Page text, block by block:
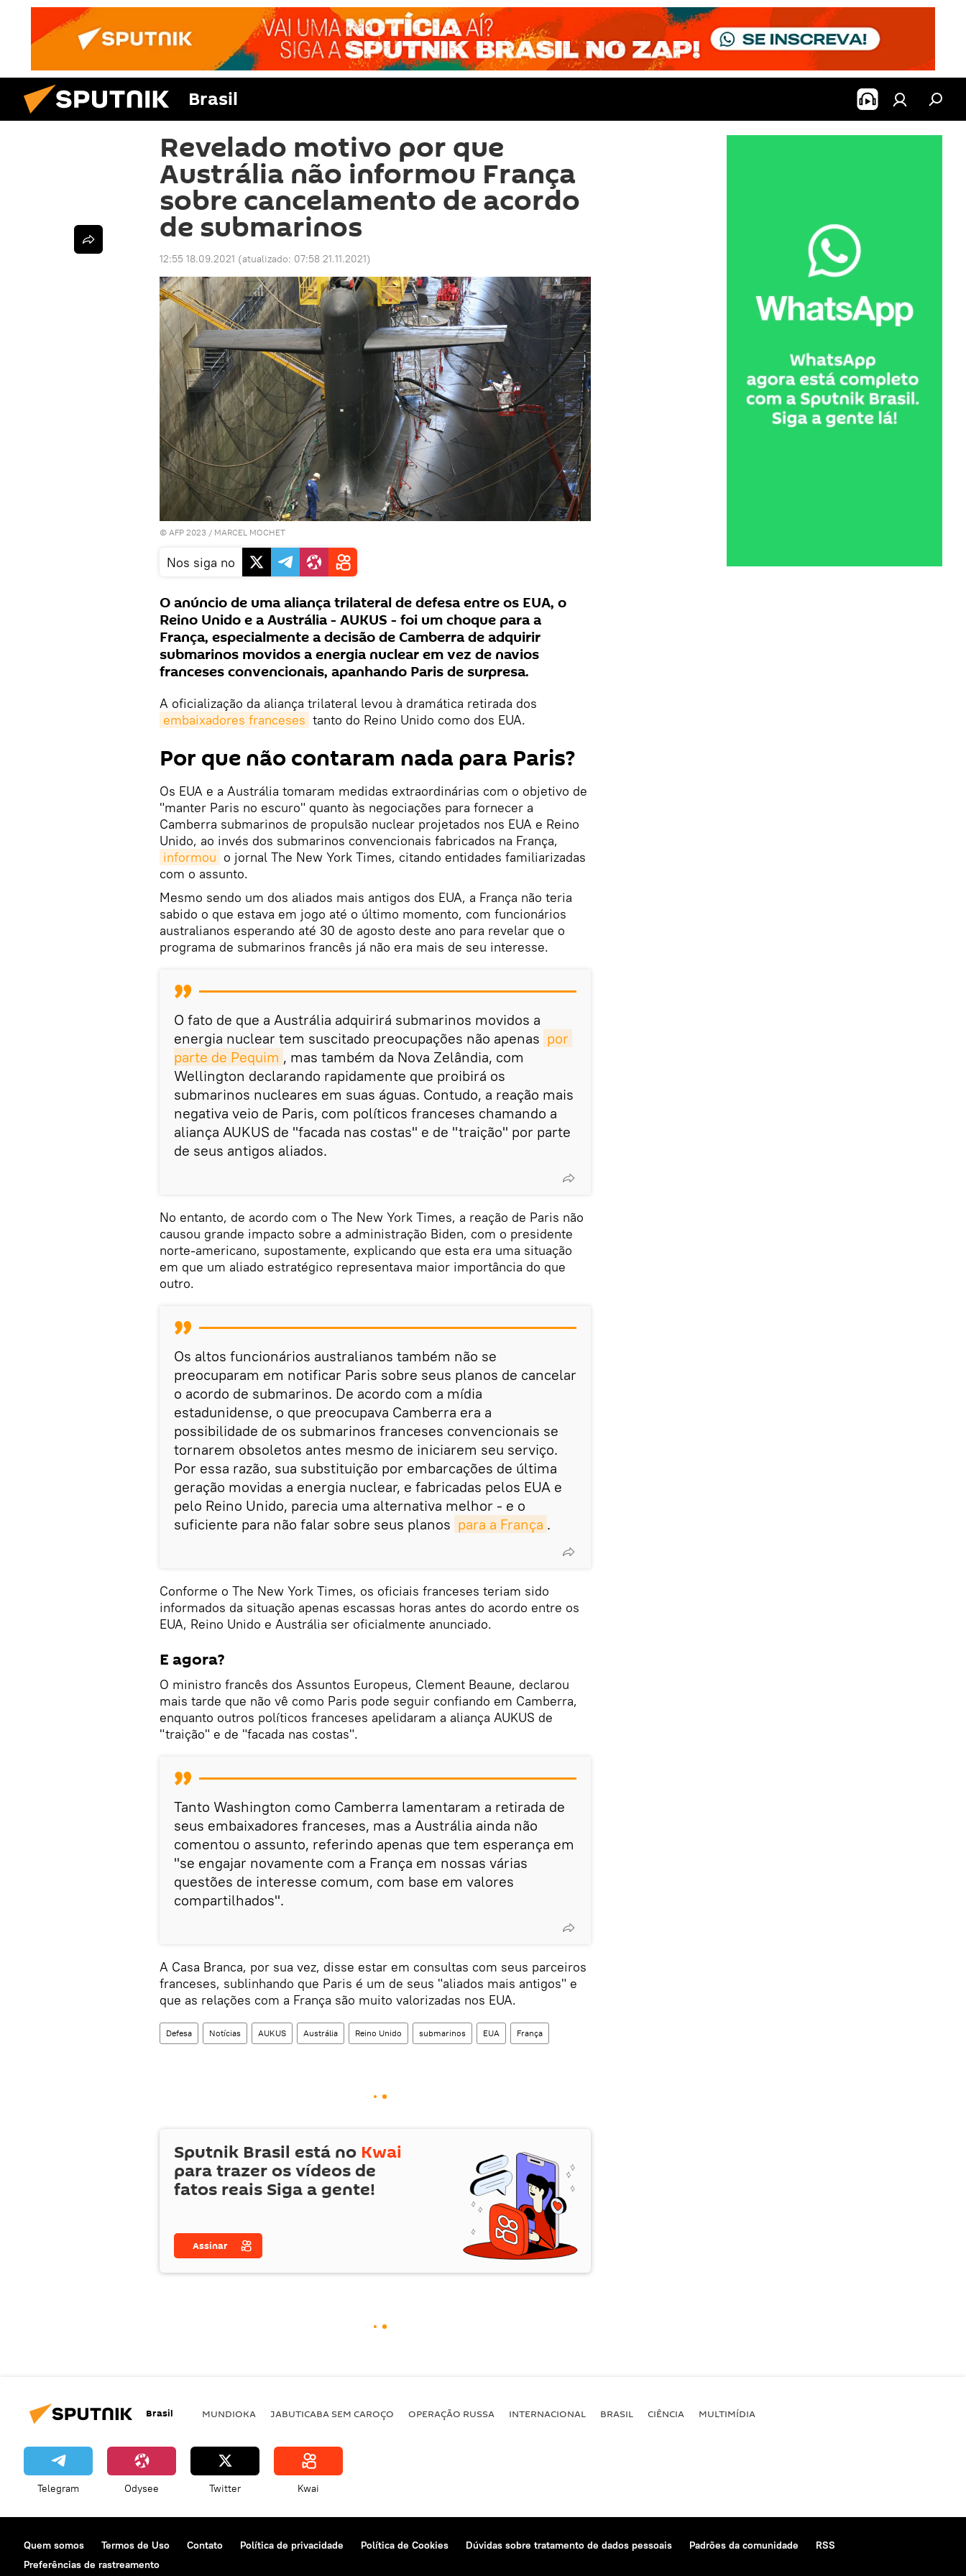
Brasil
Revelado motivo por que
Austrália não informou França
sobre cancelamento de acordo
de submarinos
12:55 18.09.2021 (atualizado: 07:58 21.11.2021)
© AFP 2023 / MARCEL MOCHET
Nos siga no
O anúncio de uma aliança trilateral de defesa entre os EUA, o
Reino Unido e a Austrália - AUKUS - foi um choque para a
França, especialmente a decisão de Camberra de adquirir
submarinos movidos a energia nuclear em vez de navios
franceses convencionais, apanhando Paris de surpresa.
A oficialização da aliança trilateral levou à dramática retirada dos
embaixadores franceses tanto do Reino Unido como dos EUA.
Por que não contaram nada para Paris?
Os EUA e a Austrália tomaram medidas extraordinárias com o objetivo de
"manter Paris no escuro" quanto às negociações para fornecer a
Camberra submarinos de propulsão nuclear projetados nos EUA e Reino
Unido, ao invés dos submarinos convencionais fabricados na França,
informou o jornal The New York Times, citando entidades familiarizadas
com o assunto.
Mesmo sendo um dos aliados mais antigos dos EUA, a França não teria
sabido o que estava em jogo até o último momento, com funcionários
australianos esperando até 30 de agosto deste ano para revelar que o
programa de submarinos francês já não era mais de seu interesse.
O fato de que a Austrália adquirirá submarinos movidos a
energia nuclear tem suscitado preocupações não apenas por
parte de Pequim , mas também da Nova Zelândia, com
Wellington declarando rapidamente que proibirá os
submarinos nucleares em suas águas. Contudo, a reação mais
negativa veio de Paris, com políticos franceses chamando a
aliança AUKUS de "facada nas costas" e de "traição" por parte
de seus antigos aliados.
No entanto, de acordo com o The New York Times, a reação de Paris não
causou grande impacto sobre a administração Biden, com o presidente
norte-americano, supostamente, explicando que esta era uma situação
em que um aliado estratégico representava maior importância do que
outro.
Os altos funcionários australianos também não se
preocuparam em notificar Paris sobre seus planos de cancelar
o acordo de submarinos. De acordo com a mídia
estadunidense, o que preocupava Camberra era a
possibilidade de os submarinos franceses convencionais se
tornarem obsoletos antes mesmo de iniciarem seu serviço.
Por essa razão, sua substituição por embarcações de última
geração movidas a energia nuclear, e fabricadas pelos EUA e
pelo Reino Unido, parecia uma alternativa melhor - e o
suficiente para não falar sobre seus planos para a França .
Conforme o The New York Times, os oficiais franceses teriam sido
informados da situação apenas escassas horas antes do acordo entre os
EUA, Reino Unido e Austrália ser oficialmente anunciado.
E agora?
O ministro francês dos Assuntos Europeus, Clement Beaune, declarou
mais tarde que não vê como Paris pode seguir confiando em Camberra,
enquanto outros políticos franceses apelidaram a aliança AUKUS de
"traição" e de "facada nas costas".
Tanto Washington como Camberra lamentaram a retirada de
seus embaixadores franceses, mas a Austrália ainda não
comentou o assunto, referindo apenas que tem esperança em
"se engajar novamente com a França em nossas várias
questões de interesse comum, com base em valores
compartilhados".
A Casa Branca, por sua vez, disse estar em consultas com seus parceiros
franceses, sublinhando que Paris é um de seus "aliados mais antigos" e
que as relações com a França são muito valorizadas nos EUA.
Defesa Notícias AUKUS Austrália Reino Unido submarinos EUA França
Sputnik Brasil está no Kwai
para trazer os vídeos de
fatos reais Siga a gente!
Assinar
Brasil MUNDIOKA JABUTICABA SEM CAROÇO OPERAÇÃO RUSSA INTERNACIONAL BRASIL CIÊNCIA MULTIMÍDIA
Telegram Odysee Twitter Kwai
Quem somos Termos de Uso Contato Política de privacidade Política de Cookies Dúvidas sobre tratamento de dados pessoais Padrões da comunidade
RSS
Preferências de rastreamento